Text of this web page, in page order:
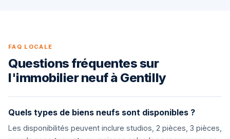
FAQ LOCALE
Questions fréquentes sur
l'immobilier neuf à Gentilly
Quels types de biens neufs sont disponibles ?
Les disponibilités peuvent inclure studios, 2 pièces, 3 pièces,